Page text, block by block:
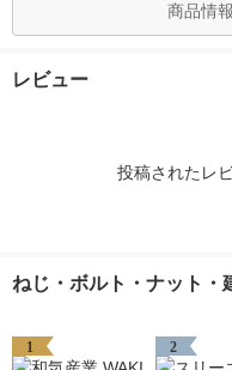
商品情
レビュー
投稿されたレ
ねじ・ボルト・ナット・
1 2